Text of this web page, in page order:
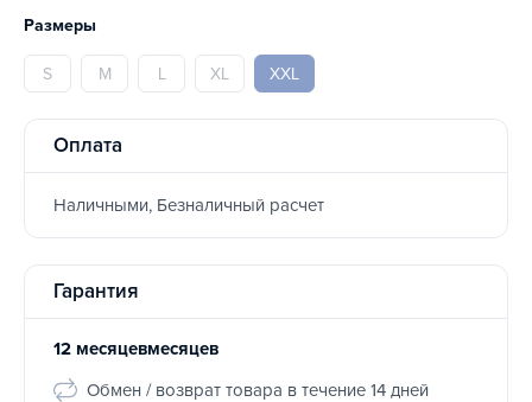
Размеры
S M L XL XXL
Оплата
Наличными, Безналичный расчет
Гарантия
12 месяцевмесяцев
Обмен / возврат товара в течение 14 дней